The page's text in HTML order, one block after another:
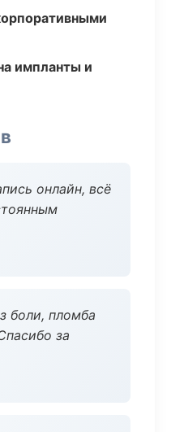
импланты и
онлайн, всё
боли, пломба
за